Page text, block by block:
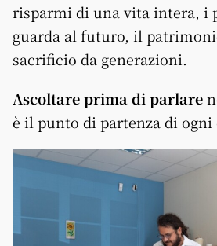
risparmi di una vita intera, i
guarda al futuro, il
sacrificio da generazioni.
Ascoltare prima di parlare
è il punto di partenza di ogni